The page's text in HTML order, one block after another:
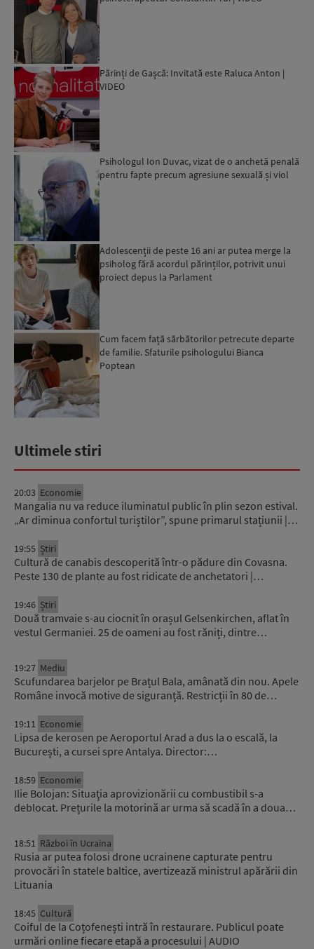
Părinți de Gașcă: Invitată este Raluca Anton |
VIDEO
Psihologul Ion Duvac, vizat de o anchetă penală
pentru fapte precum agresiune sexuală și viol
Adolescenții de peste 16 ani ar putea merge la
psiholog fără acordul părinților, potrivit unui
proiect depus la Parlament
Cum facem față sărbătorilor petrecute departe
de familie. Sfaturile psihologului Bianca
Poptean
Ultimele stiri
20:03 Economie
Mangalia nu va reduce iluminatul public în plin sezon estival.
„Ar diminua confortul turiștilor”, spune primarul stațiunii |…
19:55 Știri
Cultură de canabis descoperită într-o pădure din Covasna.
Peste 130 de plante au fost ridicate de anchetatori |…
19:46 Știri
Două tramvaie s-au ciocnit în orașul Gelsenkirchen, aflat în
vestul Germaniei. 25 de oameni au fost răniți, dintre…
19:27 Mediu
Scufundarea barjelor pe Brațul Bala, amânată din nou. Apele
Române invocă motive de siguranță. Restricții în 80 de…
19:11 Economie
Lipsa de kerosen pe Aeroportul Arad a dus la o escală, la
București, a cursei spre Antalya. Director:…
18:59 Economie
Ilie Bolojan: Situaţia aprovizionării cu combustibil s-a
deblocat. Prețurile la motorină ar urma să scadă în a doua…
18:51 Război în Ucraina
Rusia ar putea folosi drone ucrainene capturate pentru
provocări în statele baltice, avertizează ministrul apărării din
Lituania
18:45 Cultură
Coiful de la Coțofenești intră în restaurare. Publicul poate
urmări online fiecare etapă a procesului | AUDIO